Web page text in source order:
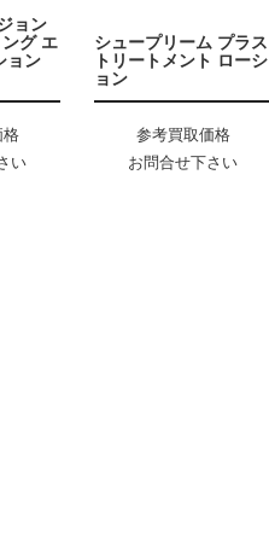
ョン
グ エ
ョン
格
い
シュープリーム プラス
トリートメント ローシ
ョン
参考買取価格
お問合せ下さい